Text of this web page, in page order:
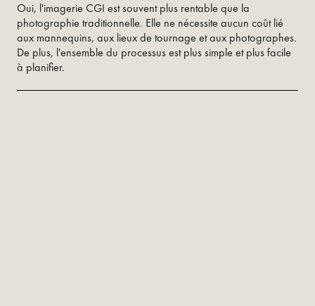
Oui, l'imagerie CGI est souvent plus rentable que la
photographie traditionnelle. Elle ne nécessite aucun coût lié
aux mannequins, aux lieux de tournage et aux photographes.
De plus, l'ensemble du processus est plus simple et plus facile
à planifier.